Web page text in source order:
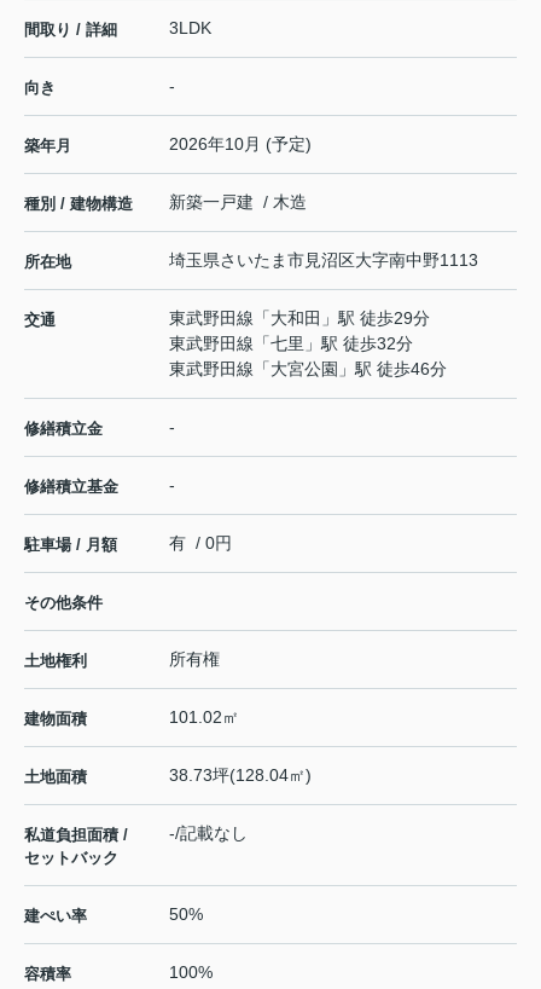
間取り / 詳細 3LDK
向き -
築年月 2026年10月 (予定)
種別 / 建物構造 新築一戸建 / 木造
所在地 埼玉県さいたま市見沼区大字南中野1113
交通 東武野田線 「大和田 」駅 徒歩29分
東武野田線 「七里 」駅 徒歩32分
東武野田線 「大宮公園 」駅 徒歩46分
修繕積立金 -
修繕積立基金 -
駐車場 / 月額 有 / 0円
その他条件
土地権利 所有権
建物面積 101.02㎡
土地面積 38.73坪(128.04㎡)
私道負担面積 /
セットバック
-/記載なし
建ぺい率 50%
容積率 100%